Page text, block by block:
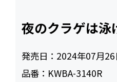
夜のクラゲは泳
発売日： 2024年07月26
品番： KWBA-3140R